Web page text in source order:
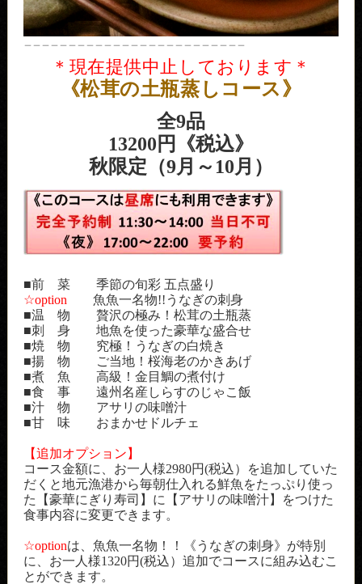
＊現在提供中止しております＊
《松茸の土瓶蒸しコース》
全9品
13200円《税込》
秋限定（9月～10月）
■前 菜 季節の旬彩 五点盛り
☆option 魚魚一名物!!うなぎの刺身
■温 物 贅沢の極み！松茸の土瓶蒸
■刺 身 地魚を使った豪華な盛合せ
■焼 物 究極！うなぎの白焼き
■揚 物 ご当地！桜海老のかきあげ
■煮 魚 高級！金目鯛の煮付け
■食 事 遠州名産しらすのじゃこ飯
■汁 物 アサリの味噌汁
■甘 味 おまかせドルチェ
【追加オプション】
コース金額に、お一人様2980円(税込）を追加していた
だくと地元漁港から毎朝仕入れる鮮魚をたっぷり使っ
た【豪華にぎり寿司】に【アサリの味噌汁】をつけた
食事内容に変更できます。
☆optionは、魚魚一名物！！《うなぎの刺身》が特別
に、お一人様1320円(税込）追加でコースに組み込むこ
とができます。